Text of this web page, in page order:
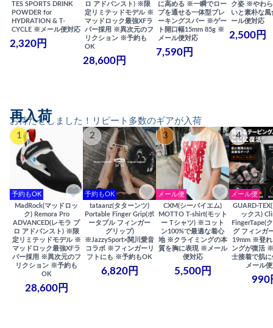
TES SPORTS DRINK
POWDER for
HYDRATION & T-
CYCLE ※メール便対応
2,320円
ロ アドバンスト) ※限
定リミテッドモデル ※
マッドロック最強XFラ
バー採用 ※異次元のフ
リクション ※予約も
OK
28,600円
に高める ※一瞬でロー
プを通せる一体型ブレ
ーキングスパー ※ゲー
ト開口幅15mm 85g ※
メール便対応
7,590円
ク姿 ※やわ
いと素朴な
ール便対応
2,500円
お待たせしました！リピート多数のギアが入荷
再入荷
1
予約もOK
MadRock(マッドロッ
ク) Remora Pro
ADVANCED(レモラ プ
ロ アドバンスト) ※限
定リミテッドモデル ※
マッドロック最強XFラ
バー採用 ※異次元のフ
リクション ※予約も
OK
28,600円
2
予約もOK
tataanz(タターンツ)
Portable Finger Grip(ポ
ータブル フィンガー
グリップ)
※JazzySport×関川愛音
コラボ ※フィンガーリ
フトにも ※予約もOK
6,820円
3
メール便
CXM(シーバイエム)
MOTTO T-shirt(モット
ー Tシャツ) ※コット
ン100%で最適な着心
地 ※クライミングの本
質を胸に表現 ※メール
便対応
5,500円
4
メール便
GUARD-
ックス)
FingerTape(
グ フィンガ
19mm ※登れ
ングが復活
士接着で肌
メール
990